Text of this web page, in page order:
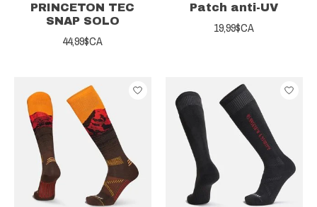
PRINCETON TEC
SNAP SOLO
44,99$CA
Patch anti-UV
19,99$CA